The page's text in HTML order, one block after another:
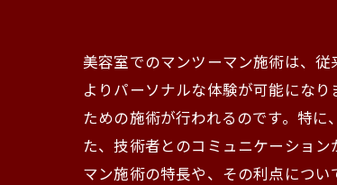
美容室でのマンツーマン施術は、
よりパーソナルな体験が可能にな
ための施術が行われるのです。特
た、技術者とのコミュニケーショ
マン施術の特長や、その利点につ